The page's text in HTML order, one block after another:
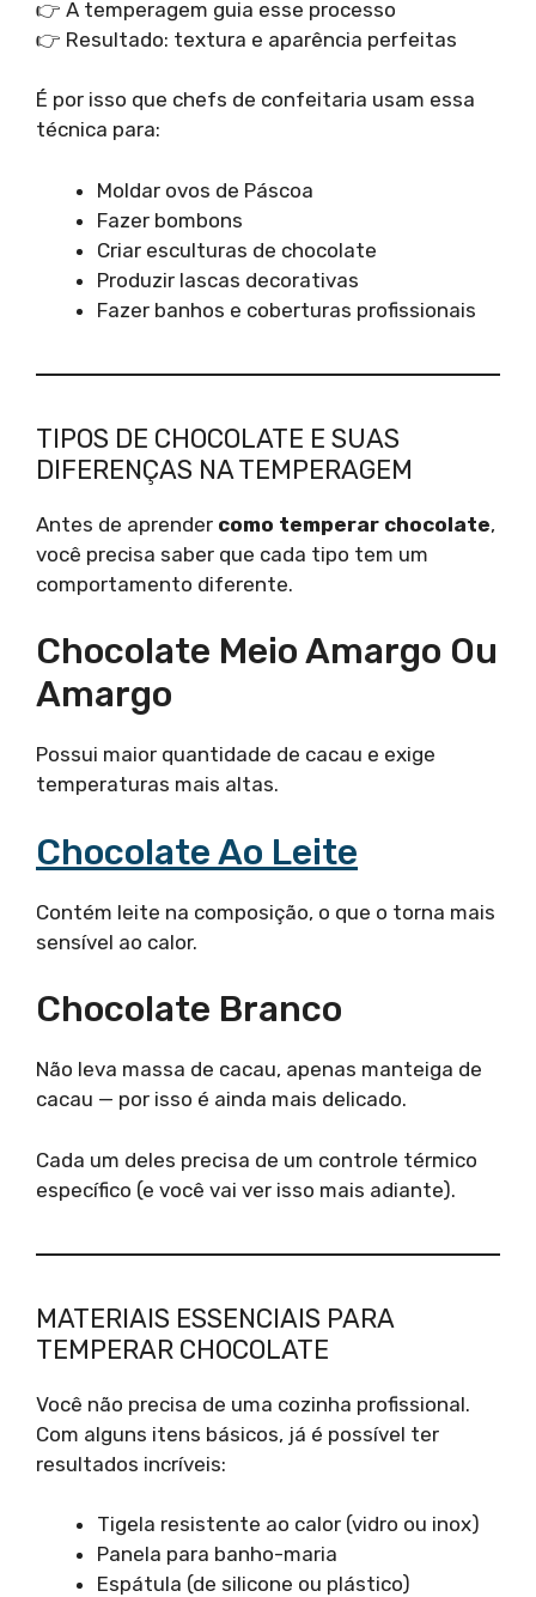
👉 A temperagem guia esse processo
👉 Resultado: textura e aparência perfeitas
É por isso que chefs de confeitaria usam essa
técnica para:
Moldar ovos de Páscoa
Fazer bombons
Criar esculturas de chocolate
Produzir lascas decorativas
Fazer banhos e coberturas profissionais
TIPOS DE CHOCOLATE E SUAS
DIFERENÇAS NA TEMPERAGEM
Antes de aprender como temperar chocolate,
você precisa saber que cada tipo tem um
comportamento diferente.
Chocolate Meio Amargo Ou
Amargo
Possui maior quantidade de cacau e exige
temperaturas mais altas.
Chocolate Ao Leite
Contém leite na composição, o que o torna mais
sensível ao calor.
Chocolate Branco
Não leva massa de cacau, apenas manteiga de
cacau — por isso é ainda mais delicado.
Cada um deles precisa de um controle térmico
específico (e você vai ver isso mais adiante).
MATERIAIS ESSENCIAIS PARA
TEMPERAR CHOCOLATE
Você não precisa de uma cozinha profissional.
Com alguns itens básicos, já é possível ter
resultados incríveis:
Tigela resistente ao calor (vidro ou inox)
Panela para banho-maria
Espátula (de silicone ou plástico)